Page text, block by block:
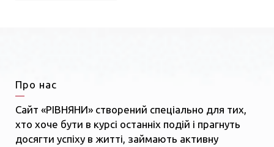
Про нас
Сайт «РІВНЯНИ» створений спеціально для тих,
хто хоче бути в курсі останніх подій і прагнуть
досягти успіху в житті, займають активну